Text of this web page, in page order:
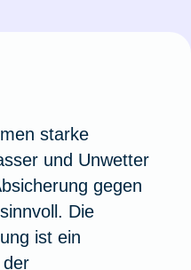
starke
und Unwetter
gegen
Die
ist ein
der